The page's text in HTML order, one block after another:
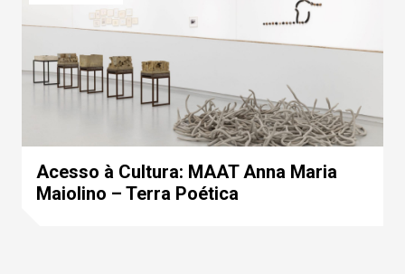
Acesso à Cultura: MAAT Anna Maria
Maiolino – Terra Poética